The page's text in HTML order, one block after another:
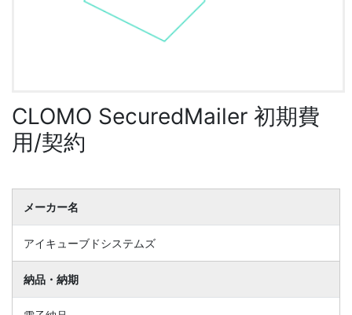
CLOMO SecuredMailer 初期費
用/契約
メーカー名
アイキューブドシステムズ
納品・納期